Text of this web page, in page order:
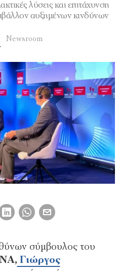
λύσεις και επιτάχυνση
αυξημένων κινδύνων
Newsroom
σύμβουλος του
Γιώργος